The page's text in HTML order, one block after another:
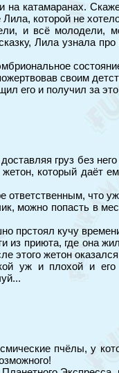
на катамаранах.
которой не
и всё молодели,
Лила узнала
своим
его и получил за
груз без
жетон, который
что
можно попасть в
прстоял кучу
приюта, где она
этого жетон
уж и плохой и его
пчёлы, у